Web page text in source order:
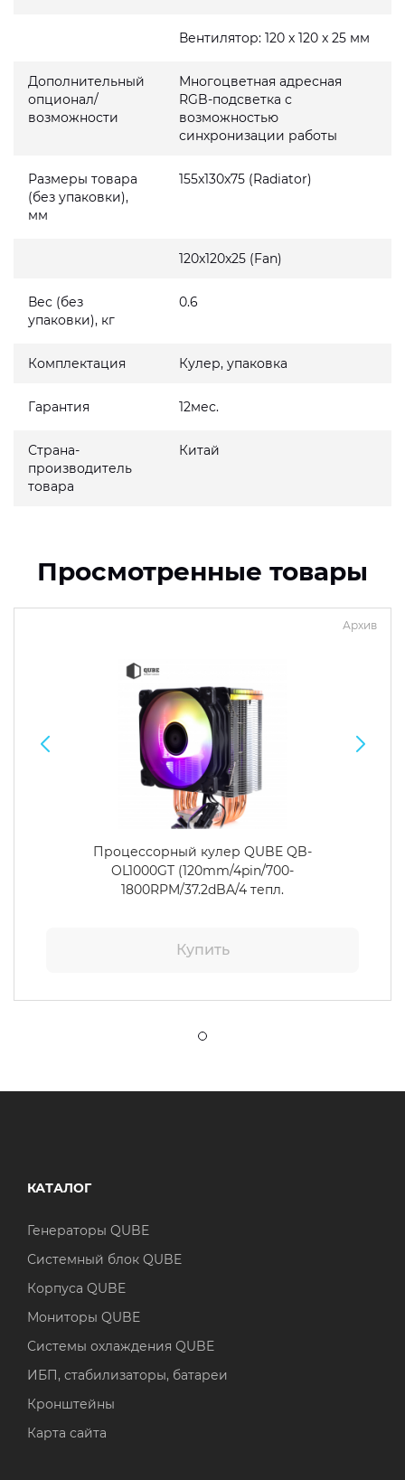
Вентилятор: 120 x 120 x 25 мм
Дополнительный
опционал/
возможности
Многоцветная адресная
RGB-подсветка с
возможностью
синхронизации работы
Размеры товара
(без упаковки),
мм
155x130x75 (Radiator)
120x120x25 (Fan)
Вес (без
упаковки), кг
0.6
Комплектация Кулер, упаковка
Гарантия 12мес.
Страна-
производитель
товара
Китай
Просмотренные товары
Архив
Процессорный кулер QUBE QB-
OL1000GT (120mm/4pin/700-
1800RPM/37.2dBA/4 тепл.
Купить
КАТАЛОГ
Генераторы QUBE
Системный блок QUBE
Корпуса QUBE
Мониторы QUBE
Системы охлаждения QUBE
ИБП, стабилизаторы, батареи
Кронштейны
Карта сайта